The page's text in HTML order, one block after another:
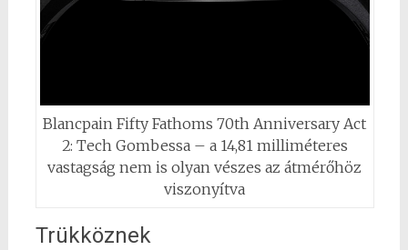
Blancpain Fifty Fathoms 70th Anniversary Act
2: Tech Gombessa – a 14,81 milliméteres
vastagság nem is olyan vészes az átmérőhöz
viszonyítva
Trükköznek